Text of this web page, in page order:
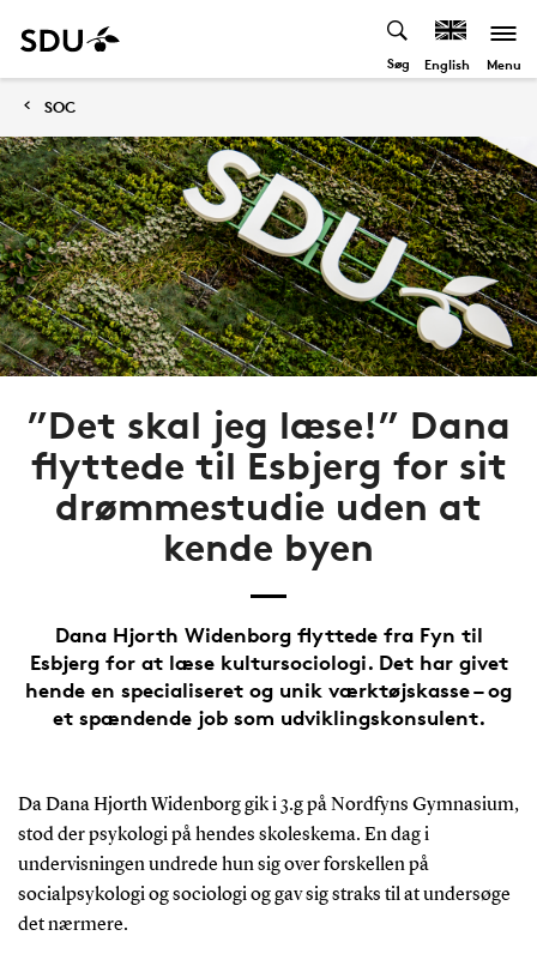
Søg English Menu
SOC
”Det skal jeg læse!” Dana
flyttede til Esbjerg for sit
drømmestudie uden at
kende byen
Dana Hjorth Widenborg flyttede fra Fyn til
Esbjerg for at læse kultursociologi. Det har givet
hende en specialiseret og unik værktøjskasse – og
et spændende job som udviklingskonsulent.
Da Dana Hjorth Widenborg gik i 3.g på Nordfyns Gymnasium,
stod der psykologi på hendes skoleskema. En dag i
undervisningen undrede hun sig over forskellen på
socialpsykologi og sociologi og gav sig straks til at undersøge
det nærmere.